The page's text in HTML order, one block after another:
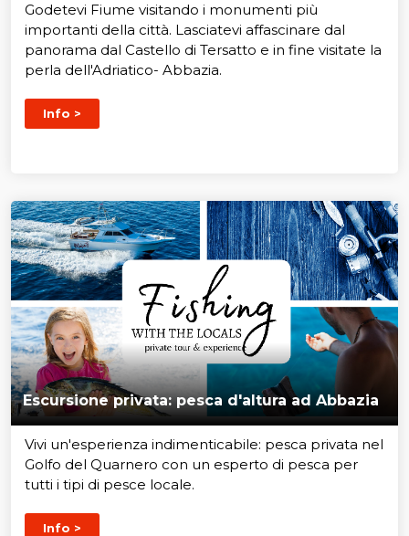
Godetevi Fiume visitando i monumenti più
importanti della città. Lasciatevi affascinare dal
panorama dal Castello di Tersatto e in fine visitate la
perla dell'Adriatico- Abbazia.
Info >
Escursione privata: pesca d'altura ad Abbazia
Vivi un'esperienza indimenticabile: pesca privata nel
Golfo del Quarnero con un esperto di pesca per
tutti i tipi di pesce locale.
Info >